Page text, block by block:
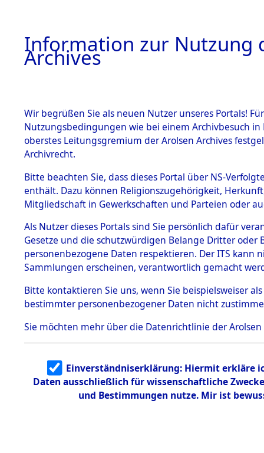
BESTÄNDE
1.
mente
5. Verschiedenes
5.3
Todesmärsche
5.3.1 Alliierte
Erhebungen
zu
Todesmärsch
en
5.3.2
Identifizierun
g
5.3.3
Todesmärsch
Information zur Nutzung
Archives
Wir begrüßen Sie als neuen Nutzer unseres Portals!
Nutzungsbedingungen wie bei einem Archivbesuch
oberstes Leitungsgremium der Arolsen Archives
Archivrecht.
Bitte beachten Sie, dass dieses Portal über NS-
enthält. Dazu können Religionszugehörigkeit,
Mitgliedschaft in Gewerkschaften und Parteien oder
Als Nutzer dieses Portals sind Sie persönlich dafür
Gesetze und die schutzwürdigen Belange Dritter
personenbezogene Daten respektieren. Der ITS
Sammlungen erscheinen, verantwortlich gemacht
Bitte kontaktieren Sie uns, wenn Sie beispielsweiser
bestimmter personenbezogener Daten nicht
Sie möchten mehr über die Datenrichtlinie der Arolsen
Einverständniserklärung: Hiermit erkläre
Daten ausschließlich für wissenschaftliche
und Bestimmungen nutze. Mir ist